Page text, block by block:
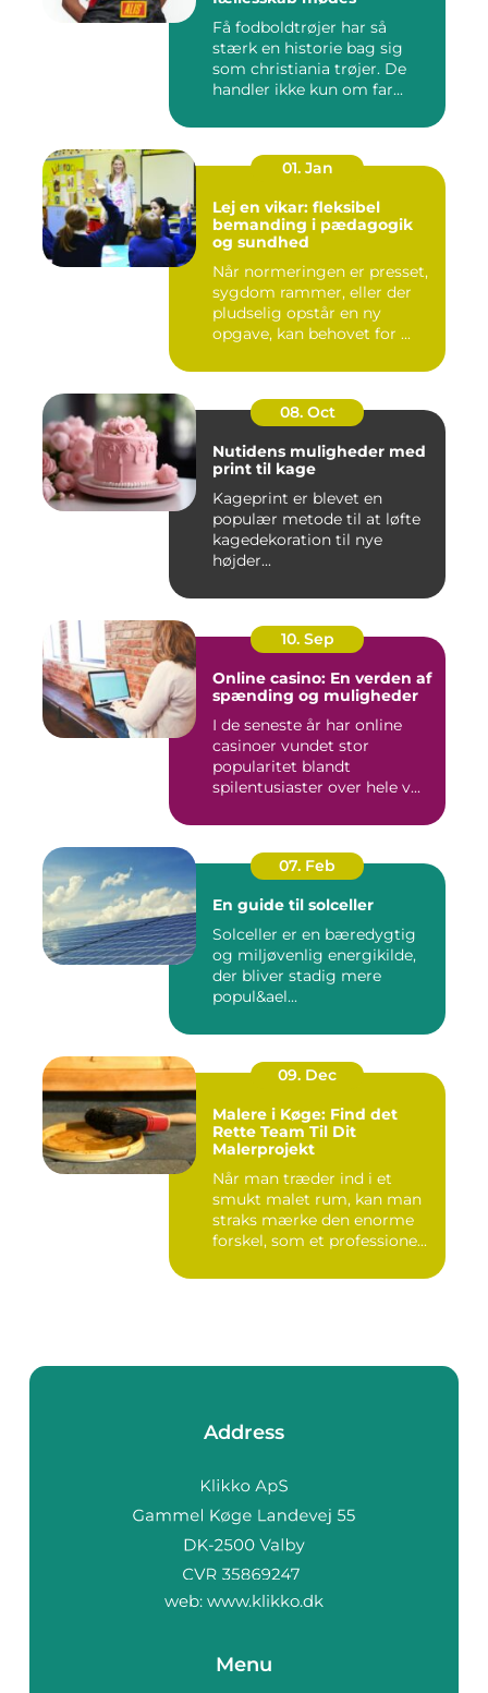
Få fodboldtrøjer har så
stærk en historie bag sig
som christiania trøjer. De
handler ikke kun om far...
01. Jan
Lej en vikar: fleksibel
bemanding i pædagogik
og sundhed
Når normeringen er presset,
sygdom rammer, eller der
pludselig opstår en ny
opgave, kan behovet for ...
08. Oct
Nutidens muligheder med
print til kage
Kageprint er blevet en
populær metode til at løfte
kagedekoration til nye
højder...
10. Sep
Online casino: En verden af
spænding og muligheder
I de seneste år har online
casinoer vundet stor
popularitet blandt
spilentusiaster over hele v...
07. Feb
En guide til solceller
Solceller er en bæredygtig
og miljøvenlig energikilde,
der bliver stadig mere
popul&ael...
09. Dec
Malere i Køge: Find det
Rette Team Til Dit
Malerprojekt
Når man træder ind i et
smukt malet rum, kan man
straks mærke den enorme
forskel, som et professione...
Address
web: www.klikko.dk
Menu